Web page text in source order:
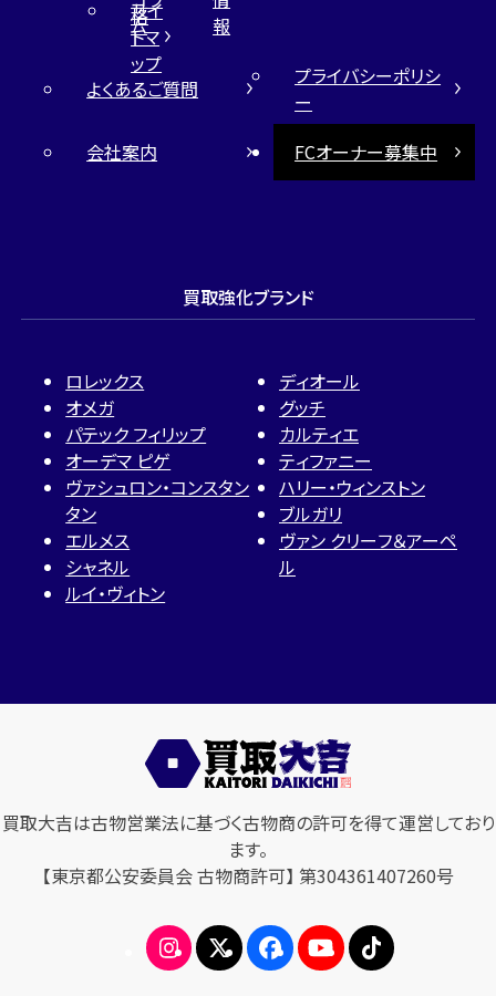
格
ム
報
サイ
トマ
ップ
よくあるご質問
プライバシーポリシ
ー
会社案内
FCオーナー募集中
買取強化ブランド
ロレックス
オメガ
パテック フィリップ
オーデマ ピゲ
ヴァシュロン・コンスタン
タン
エルメス
シャネル
ルイ・ヴィトン
ディオール
グッチ
カルティエ
ティファニー
ハリー・ウィンストン
ブルガリ
ヴァン クリーフ＆アーペ
ル
買取大吉は古物営業法に基づく古物商の許可を得て運営しており
ます。
【東京都公安委員会 古物商許可】 第304361407260号